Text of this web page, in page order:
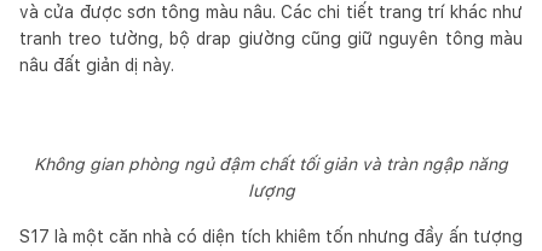
và cửa được sơn tông màu nâu. Các chi tiết trang trí khác như
tranh treo tường, bộ drap giường cũng giữ nguyên tông màu
nâu đất giản dị này.
Không gian phòng ngủ đậm chất tối giản và tràn ngập năng
lượng
S17 là một căn nhà có diện tích khiêm tốn nhưng đầy ấn tượng